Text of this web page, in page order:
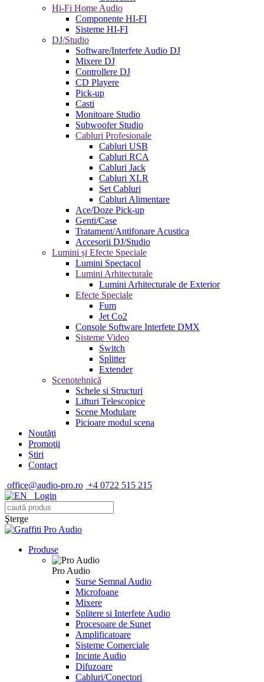
Hi-Fi Home Audio
Componente HI-FI
Sisteme HI-FI
DJ/Studio
Software/Interfete Audio DJ
Mixere DJ
Controllere DJ
CD Playere
Pick-up
Casti
Monitoare Studio
Subwoofer Studio
Cabluri Profesionale
Cabluri USB
Cabluri RCA
Cabluri Jack
Cabluri XLR
Set Cabluri
Cabluri Alimentare
Ace/Doze Pick-up
Genti/Case
Tratament/Antifonare Acustica
Accesorii DJ/Studio
Lumini și Efecte Speciale
Lumini Spectacol
Lumini Arhitecturale
Lumini Arhitecturale de Exterior
Efecte Speciale
Fum
Jet Co2
Console Software Interfete DMX
Sisteme Video
Switch
Splitter
Extender
Scenotehnică
Schele si Structuri
Lifturi Telescopice
Scene Modulare
Picioare modul scena
Noutăţi
Promoţii
Știri
Contact
office@audio-pro.ro +4 0722 515 215
Login
Şterge
Produse
Pro Audio
Surse Semnal Audio
Microfoane
Mixere
Splitere si Interfete Audio
Procesoare de Sunet
Amplificatoare
Sisteme Comerciale
Incinte Audio
Difuzoare
Cabluri/Conectori